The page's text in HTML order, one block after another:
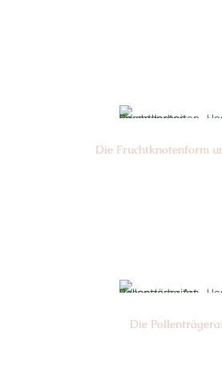
Die Frucht­knotenform
Die